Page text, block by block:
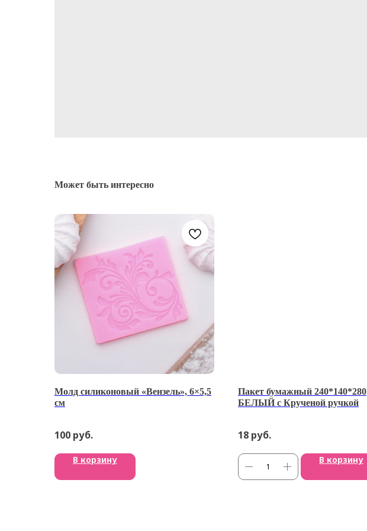
Может быть интересно
Молд силиконовый «Вензель», 6×5,5
см
100 руб.
В корзину
Пакет бумажный 240*140*280
БЕЛЫЙ с Крученой ручкой
18 руб.
В корзину